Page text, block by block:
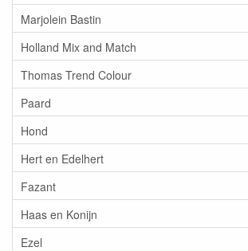
Marjolein Bastin
Holland Mix and Match
Thomas Trend Colour
Paard
Hond
Hert en Edelhert
Fazant
Haas en Konijn
Ezel